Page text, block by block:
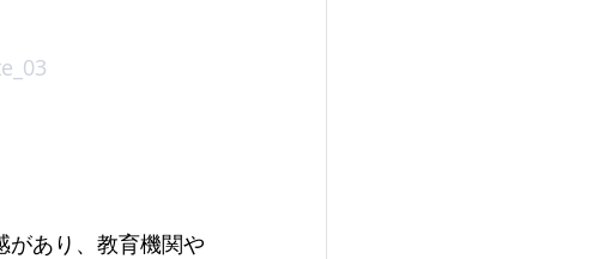
があり、教育機関や